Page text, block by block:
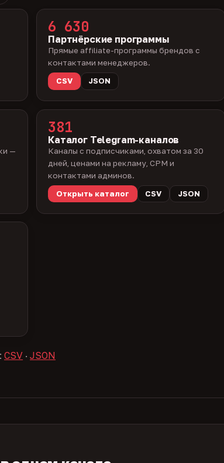
6 630
Партнёрские программы
Прямые affiliate-программы брендов с
контактами менеджеров.
CSV
JSON
—
381
Каталог Telegram-каналов
Каналы с подписчиками, охватом за 30
дней, ценами на рекламу, CPM и
контактами админов.
Открыть каталог
CSV JSON
CSV · JSON